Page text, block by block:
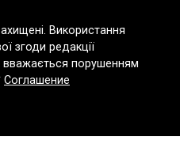
Використання
згоди редакції
вважається порушенням
Соглашение